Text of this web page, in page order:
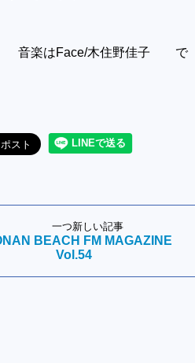
」 音楽はFace/木住野佳子 で
一つ新しい記事
BEACH FM MAGAZINE
Vol.54